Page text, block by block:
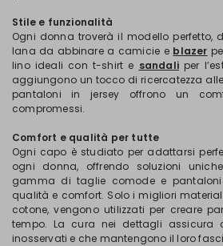
Stile e funzionalità
Ogni donna troverà il modello perfetto,
lana da abbinare a camicie e blazer
lino ideali con t-shirt e sandaliper
aggiungono un tocco di ricercatezza
pantaloni in jersey offrono un
compromessi.
Comfort e qualità per tutte
Ogni capo è studiato per adattarsi
ogni donna, offrendo soluzioni
gamma di taglie comode e
qualità e comfort. Solo i migliori
cotone, vengono utilizzati per creare
tempo. La cura nei dettagli assicura
inosservati e che mantengono il loro